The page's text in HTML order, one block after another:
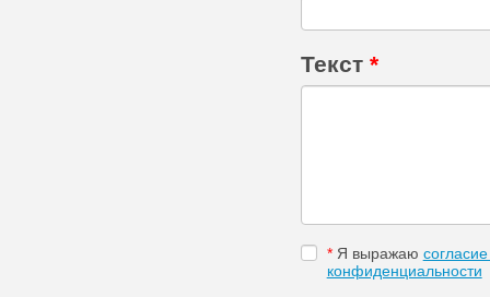
Текст *
*Я выражаю
конфиденциальности